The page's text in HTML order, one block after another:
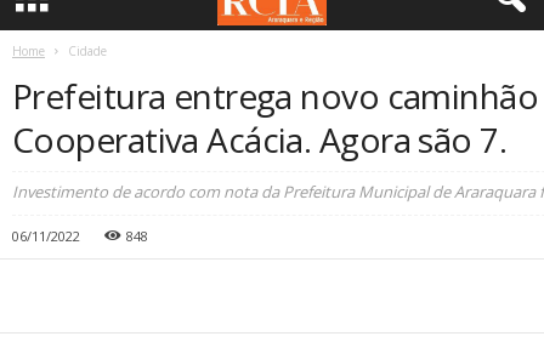
Home Cidade
Prefeitura entrega novo caminhão
Cooperativa Acácia. Agora são 7.
Investimento de acordo com nota da Prefeitura Municipal de Araraquara
06/11/2022 848